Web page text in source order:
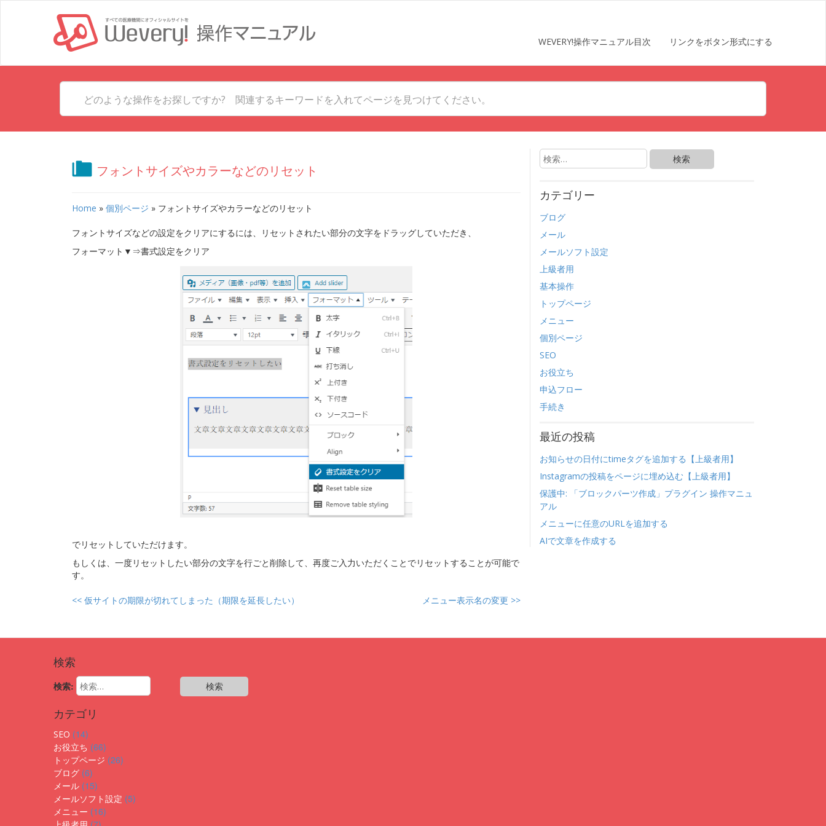
WEVERY!操作マニュアル目次 リンクをボタン形式にする
フォントサイズやカラーなどのリセット
Home » 個別ページ » フォントサイズやカラーなどのリセット
フォントサイズなどの設定をクリアにするには、リセットされたい部分の文字をドラッグしていただき、
フォーマット▼⇒書式設定をクリア
でリセットしていただけます。
もしくは、一度リセットしたい部分の文字を行ごと削除して、再度ご入力いただくことでリセットすることが可能で
す。
<< 仮サイトの期限が切れてしまった（期限を延長したい） メニュー表示名の変更 >>
最近の投稿
お知らせの日付にtimeタグを追加する【上級者用】
Instagramの投稿をページに埋め込む【上級者用】
保護中: 「ブロックパーツ作成」プラグイン 操作マニュ
アル
メニューに任意のURLを追加する
AIで文章を作成する
カテゴリー
SEO
お役立ち
トップページ
ブログ
メール
メールソフト設定
メニュー
上級者用
個別ページ
基本操作
手続き
申込フロー
検索
検索:
カテゴリ
SEO (14)
お役立ち (66)
トップページ (26)
ブログ (6)
メール (15)
メールソフト設定 (5)
メニュー (16)